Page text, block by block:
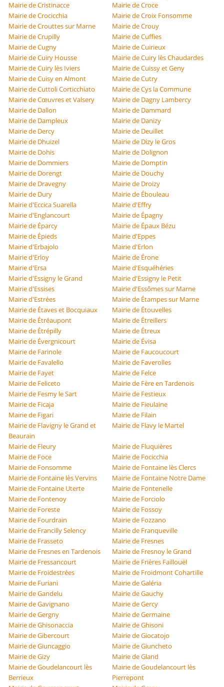
Mairie de Cristinacce
Mairie de Croce
Mairie de Crocicchia
Mairie de Croix Fonsomme
Mairie de Crouttes sur Marne
Mairie de Crouy
Mairie de Crupilly
Mairie de Cuffies
Mairie de Cugny
Mairie de Cuirieux
Mairie de Cuiry Housse
Mairie de Cuiry lès Chaudardes
Mairie de Cuiry lès Iviers
Mairie de Cuissy et Geny
Mairie de Cuisy en Almont
Mairie de Cutry
Mairie de Cuttoli Corticchiato
Mairie de Cys la Commune
Mairie de Cœuvres et Valsery
Mairie de Dagny Lambercy
Mairie de Dallon
Mairie de Dammard
Mairie de Dampleux
Mairie de Danizy
Mairie de Dercy
Mairie de Deuillet
Mairie de Dhuizel
Mairie de Dizy le Gros
Mairie de Dohis
Mairie de Dolignon
Mairie de Dommiers
Mairie de Domptin
Mairie de Dorengt
Mairie de Douchy
Mairie de Dravegny
Mairie de Droizy
Mairie de Dury
Mairie de Ébouleau
Mairie d'Eccica Suarella
Mairie d'Effry
Mairie d'Englancourt
Mairie de Épagny
Mairie de Éparcy
Mairie de Épaux Bézu
Mairie de Épieds
Mairie d'Eppes
Mairie d'Erbajolo
Mairie d'Erlon
Mairie d'Erloy
Mairie de Érone
Mairie d'Ersa
Mairie d'Esquéhéries
Mairie d'Essigny le Grand
Mairie d'Essigny le Petit
Mairie d'Essises
Mairie d'Essômes sur Marne
Mairie d'Estrées
Mairie de Étampes sur Marne
Mairie de Étaves et Bocquiaux
Mairie de Étouvelles
Mairie de Étréaupont
Mairie de Étreillers
Mairie de Étrépilly
Mairie de Étreux
Mairie de Évergnicourt
Mairie de Évisa
Mairie de Farinole
Mairie de Faucoucourt
Mairie de Favalello
Mairie de Faverolles
Mairie de Fayet
Mairie de Felce
Mairie de Feliceto
Mairie de Fère en Tardenois
Mairie de Fesmy le Sart
Mairie de Festieux
Mairie de Ficaja
Mairie de Fieulaine
Mairie de Figari
Mairie de Filain
Mairie de Flavigny le Grand et
Beaurain
Mairie de Flavy le Martel
Mairie de Fleury
Mairie de Fluquières
Mairie de Foce
Mairie de Focicchia
Mairie de Fonsomme
Mairie de Fontaine lès Clercs
Mairie de Fontaine lès Vervins
Mairie de Fontaine Notre Dame
Mairie de Fontaine Uterte
Mairie de Fontenelle
Mairie de Fontenoy
Mairie de Forciolo
Mairie de Foreste
Mairie de Fossoy
Mairie de Fourdrain
Mairie de Fozzano
Mairie de Francilly Selency
Mairie de Franqueville
Mairie de Frasseto
Mairie de Fresnes
Mairie de Fresnes en Tardenois
Mairie de Fresnoy le Grand
Mairie de Fressancourt
Mairie de Frières Faillouël
Mairie de Froidestrées
Mairie de Froidmont Cohartille
Mairie de Furiani
Mairie de Galéria
Mairie de Gandelu
Mairie de Gauchy
Mairie de Gavignano
Mairie de Gercy
Mairie de Gergny
Mairie de Germaine
Mairie de Ghisonaccia
Mairie de Ghisoni
Mairie de Gibercourt
Mairie de Giocatojo
Mairie de Giuncaggio
Mairie de Giuncheto
Mairie de Gizy
Mairie de Gland
Mairie de Goudelancourt lès
Berrieux
Mairie de Goudelancourt lès
Pierrepont